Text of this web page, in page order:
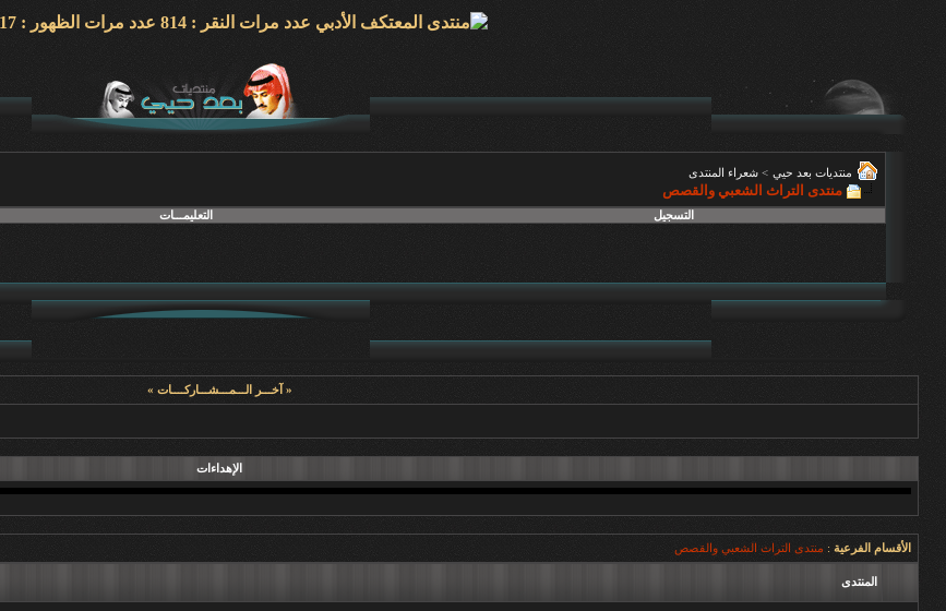
منتديات بعد حيي > شعراء المنتدى
منتدى التراث الشعبي والقصص
التسجيل
التعليمـــات
« آخـــر الـــمـــشـــاركــــات »
الإهداءات
الأقسام الفرعية : منتدى التراث الشعبي والقصص
المنتدى